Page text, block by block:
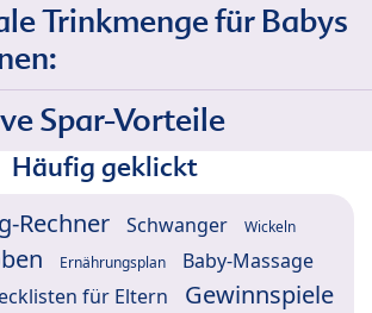
Trinkmenge für Babys
Spar-Vorteile
Häufig geklickt
Rechner Schwanger Wickeln
Ernährungsplan Baby-Massage
für Eltern
Gewinnspiele